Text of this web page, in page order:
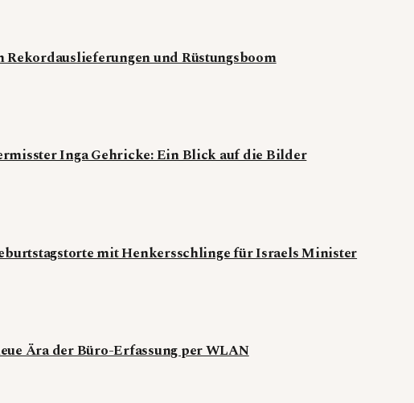
und Rüstungsboom
Inga Gehricke: Ein Blick auf die Bilder
mit Henkersschlinge für Israels Minister
Ära der Büro-Erfassung per WLAN